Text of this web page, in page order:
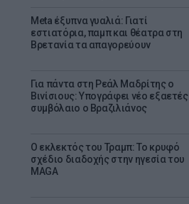
Meta έξυπνα γυαλιά: Γιατί
εστιατόρια, παμπ και θέατρα στη
Βρετανία τα απαγορεύουν
Για πάντα στη Ρεάλ Μαδρίτης ο
Βινίσιους: Υπογράφει νέο εξαετές
συμβόλαιο ο Βραζιλιάνος
Ο εκλεκτός του Τραμπ: Το κρυφό
σχέδιο διαδοχής στην ηγεσία του
MAGA